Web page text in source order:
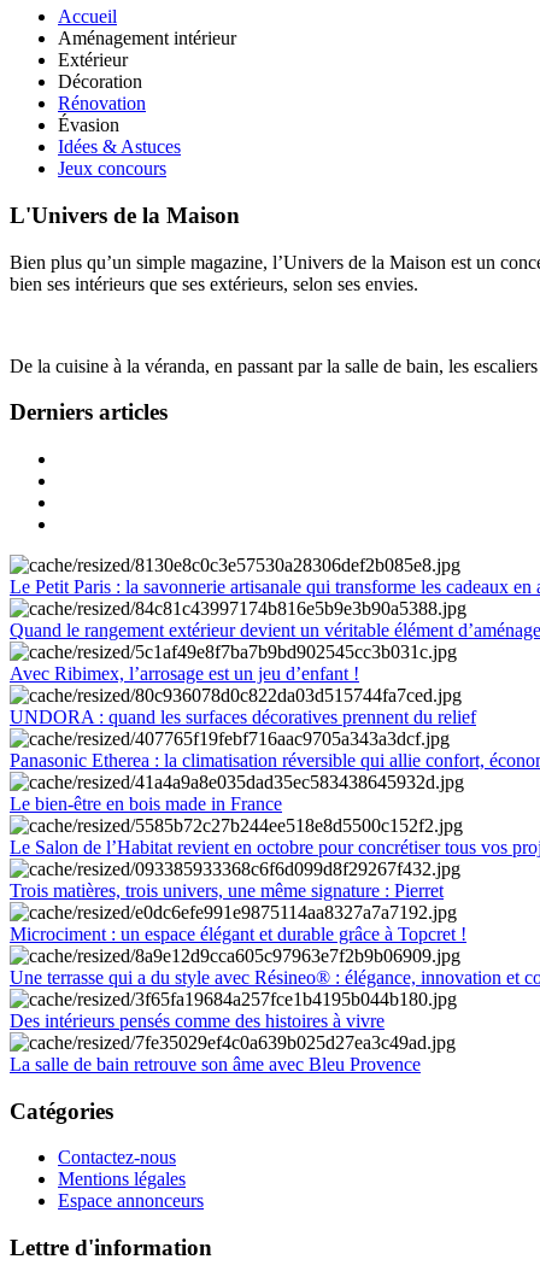
Accueil
Aménagement intérieur
Extérieur
Décoration
Rénovation
Évasion
Idées & Astuces
Jeux concours
L'Univers de la Maison
Bien plus qu’un simple magazine, l’Univers de la Maison est un
bien ses intérieurs que ses extérieurs, selon ses envies.
De la cuisine à la véranda, en passant par la salle de bain, les
Derniers articles
Le Petit Paris : la savonnerie artisanale qui transforme les cadeaux en
Quand le rangement extérieur devient un véritable élément
Avec Ribimex, l’arrosage est un jeu d’enfant !
UNDORA : quand les surfaces décoratives prennent du relief
Panasonic Etherea : la climatisation réversible qui allie confort,
Le bien-être en bois made in France
Le Salon de l’Habitat revient en octobre pour concrétiser tous vos
Trois matières, trois univers, une même signature : Pierret
Microciment : un espace élégant et durable grâce à Topcret !
Une terrasse qui a du style avec Résineo® : élégance, innovation et
Des intérieurs pensés comme des histoires à vivre
La salle de bain retrouve son âme avec Bleu Provence
Catégories
Contactez-nous
Mentions légales
Espace annonceurs
Lettre d'information